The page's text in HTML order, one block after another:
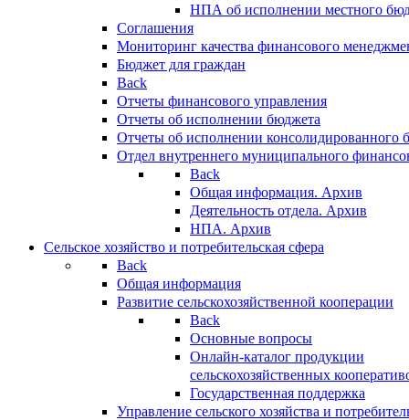
НПА об исполнении местного
Соглашения
Мониторинг качества финансового
Бюджет для граждан
Back
Отчеты финансового управления
Отчеты об исполнении бюджета
Отчеты об исполнении консолидированного
Отдел внутреннего муниципального
Back
Общая информация. Архив
Деятельность отдела. Архив
НПА. Архив
Сельское хозяйство и потребительская сфера
Back
Общая информация
Развитие сельскохозяйственной кооперации
Back
Основные вопросы
Онлайн-каталог продукции
сельскохозяйственных
Государственная поддержка
Управление сельского хозяйства и